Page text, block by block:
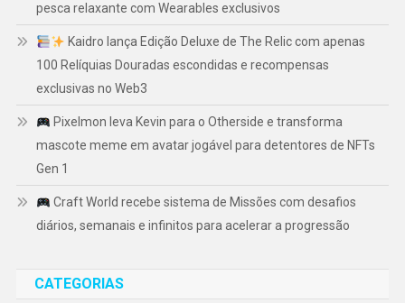
pesca relaxante com Wearables exclusivos
Kaidro lança Edição Deluxe de The Relic com apenas
100 Relíquias Douradas escondidas e recompensas
exclusivas no Web3
Pixelmon leva Kevin para o Otherside e transforma
mascote meme em avatar jogável para detentores de NFTs
Gen 1
Craft World recebe sistema de Missões com desafios
diários, semanais e infinitos para acelerar a progressão
CATEGORIAS